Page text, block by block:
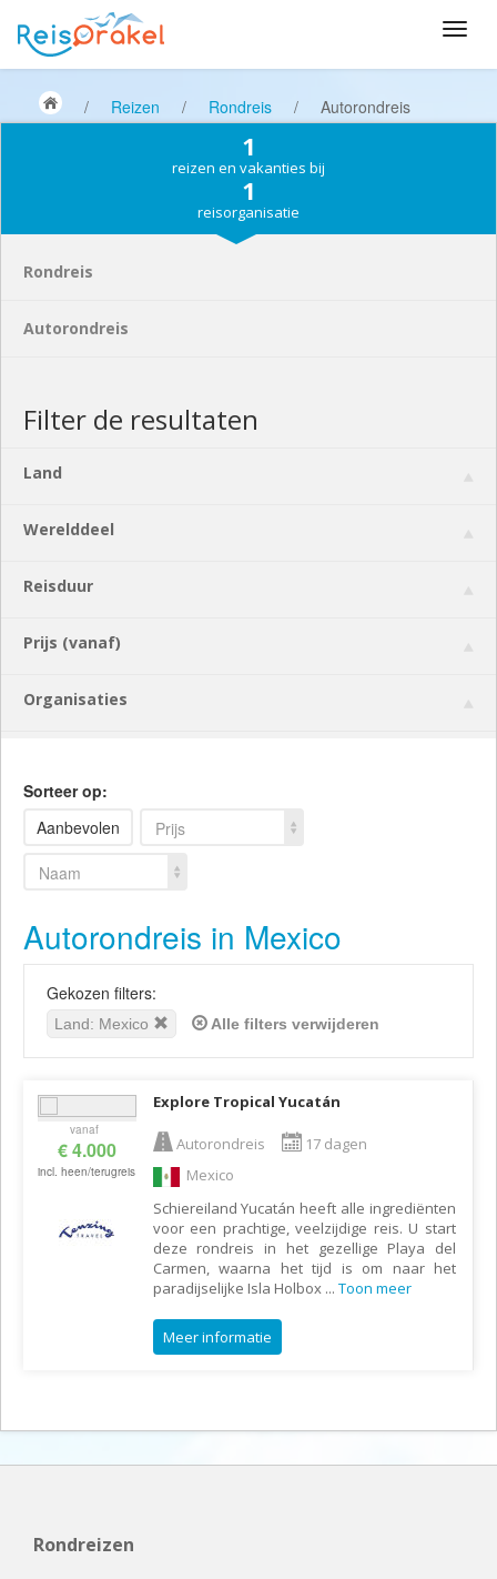
/ Reizen / Rondreis / Autorondreis
1
reizen en vakanties bij
1
reisorganisatie
Rondreis
Autorondreis
Filter de resultaten
Land
Werelddeel
Reisduur
Prijs (vanaf)
Organisaties
Sorteer op:
Aanbevolen
Prijs
Naam
Autorondreis in Mexico
Gekozen filters:
Land: Mexico Alle filters verwijderen
vanaf
€ 4.000
incl. heen/terugreis
Explore Tropical Yucatán
Autorondreis
17 dagen
Mexico
Schiereiland Yucatán heeft alle ingrediënten
voor een prachtige, veelzijdige reis. U start
deze rondreis in het gezellige Playa del
Carmen, waarna het tijd is om naar het
paradijselijke Isla Holbox ... Toon meer
Meer informatie
Rondreizen